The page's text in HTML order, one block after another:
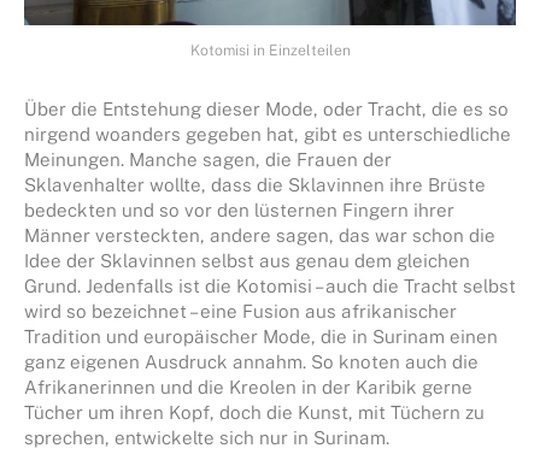
Kotomisi in Einzelteilen
Über die Entstehung dieser Mode, oder Tracht, die es so
nirgend woanders gegeben hat, gibt es unterschiedliche
Meinungen. Manche sagen, die Frauen der
Sklavenhalter wollte, dass die Sklavinnen ihre Brüste
bedeckten und so vor den lüsternen Fingern ihrer
Männer versteckten, andere sagen, das war schon die
Idee der Sklavinnen selbst aus genau dem gleichen
Grund. Jedenfalls ist die Kotomisi – auch die Tracht selbst
wird so bezeichnet – eine Fusion aus afrikanischer
Tradition und europäischer Mode, die in Surinam einen
ganz eigenen Ausdruck annahm. So knoten auch die
Afrikanerinnen und die Kreolen in der Karibik gerne
Tücher um ihren Kopf, doch die Kunst, mit Tüchern zu
sprechen, entwickelte sich nur in Surinam.